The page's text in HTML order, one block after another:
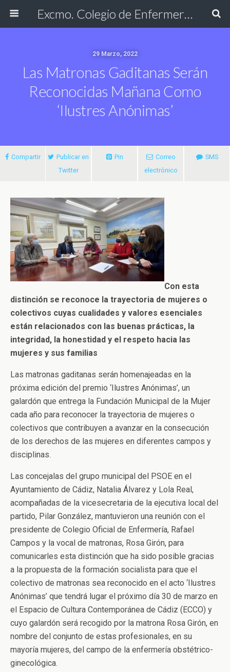
Excmo. Colegio de Enfermería de Cádiz
29 Marzo, 2022
Las Matronas Gaditanas Serán
Reconocidas Mañana Como
‘Ilustres Anónimas’
Compartir
Publicar en
Twitter
Pin
Correo
electrónico
SMS
Con esta
distinción se reconoce la trayectoria de mujeres o
colectivos cuyas cualidades y valores esenciales
están relacionados con las buenas prácticas, la
integridad, la honestidad y el respeto hacia las
mujeres y sus familias
Las matronas gaditanas serán homenajeadas en la
próxima edición del premio ‘Ilustres Anónimas’, un
galardón que entrega la Fundación Municipal de la Mujer
cada año para reconocer la trayectoria de mujeres o
colectivos que contribuyen a avanzar en la consecución
de los derechos de las mujeres en diferentes campos y
disciplinas.
Las concejalas del grupo municipal del PSOE en el
Ayuntamiento de Cádiz, Natalia Álvarez y Lola Real,
acompañadas de la vicesecretaria de la ejecutiva local del
partido, Pilar González, mantuvieron una reunión con el
presidente de Colegio Oficial de Enfermería, Rafael
Campos y la vocal de matronas, Rosa Girón, para
comunicarles esta distinción que ha sido posible gracias
a la propuesta de la formación socialista para que el
colectivo de matronas sea reconocido en el acto ‘Ilustres
Anónimas’ que tendrá lugar el próximo día 30 de marzo en
el Espacio de Cultura Contemporánea de Cádiz (ECCO) y
cuyo galardón será recogido por la matrona Rosa Girón, en
nombre del conjunto de estas profesionales, en su
mayoría mujeres, del campo de la enfermería obstétrico-
ginecológica.